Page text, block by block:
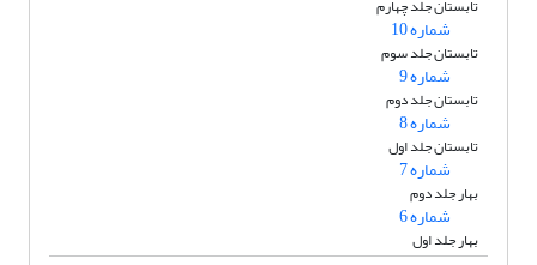
شماره 10
تابستان جلد سوم
شماره 9
تابستان جلد دوم
شماره 8
تابستان جلد اول
شماره 7
بهار جلد دوم
شماره 6
بهار جلد اول